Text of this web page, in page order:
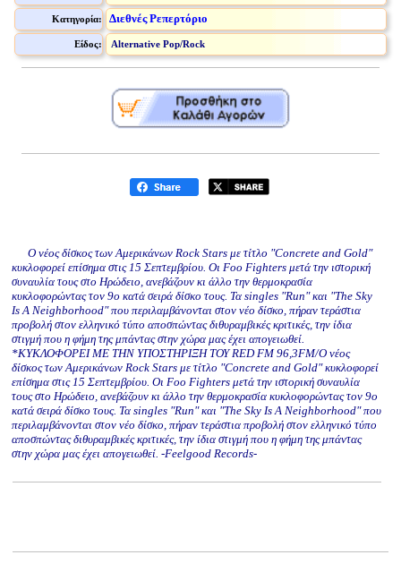
Κατηγορία: Διεθνές Ρεπερτόριο
Είδος: Alternative Pop/Rock
Ο νέος δίσκος των Αμερικάνων Rock Stars με τίτλο "Concrete and Gold"
κυκλοφορεί επίσημα στις 15 Σεπτεμβρίου. Οι Foo Fighters μετά την ιστορική
συναυλία τους στο Ηρώδειο, ανεβάζουν κι άλλο την θερμοκρασία
κυκλοφορώντας τον 9ο κατά σειρά δίσκο τους. Τα singles "Run" και "The Sky
Is A Neighborhood" που περιλαμβάνονται στον νέο δίσκο, πήραν τεράστια
προβολή στον ελληνικό τύπο αποσπώντας διθυραμβικές κριτικές, την ίδια
στιγμή που η φήμη της μπάντας στην χώρα μας έχει απογειωθεί.
*KYKΛΟΦΟΡΕΙ ΜΕ ΤΗΝ ΥΠΟΣΤΗΡΙΞΗ ΤΟΥ RED FM 96,3FM/Ο νέος
δίσκος των Αμερικάνων Rock Stars με τίτλο "Concrete and Gold" κυκλοφορεί
επίσημα στις 15 Σεπτεμβρίου. Οι Foo Fighters μετά την ιστορική συναυλία
τους στο Ηρώδειο, ανεβάζουν κι άλλο την θερμοκρασία κυκλοφορώντας τον 9ο
κατά σειρά δίσκο τους. Τα singles "Run" και "The Sky Is A Neighborhood" που
περιλαμβάνονται στον νέο δίσκο, πήραν τεράστια προβολή στον ελληνικό τύπο
αποσπώντας διθυραμβικές κριτικές, την ίδια στιγμή που η φήμη της μπάντας
στην χώρα μας έχει απογειωθεί. -Feelgood Records-